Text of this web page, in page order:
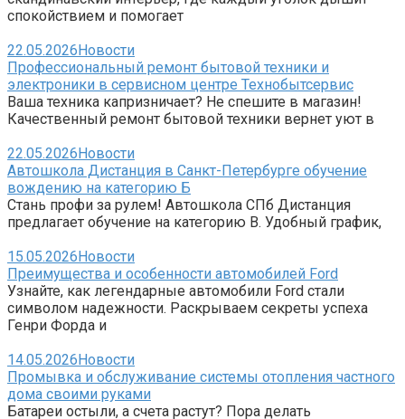
спокойствием и помогает
22.05.2026Новости
Профессиональный ремонт бытовой техники и
электроники в сервисном центре Технобытсервис
Ваша техника капризничает? Не спешите в магазин!
Качественный ремонт бытовой техники вернет уют в
22.05.2026Новости
Автошкола Дистанция в Санкт-Петербурге обучение
вождению на категорию Б
Стань профи за рулем! Автошкола СПб Дистанция
предлагает обучение на категорию B. Удобный график,
15.05.2026Новости
Преимущества и особенности автомобилей Ford
Узнайте, как легендарные автомобили Ford стали
символом надежности. Раскрываем секреты успеха
Генри Форда и
14.05.2026Новости
Промывка и обслуживание системы отопления частного
дома своими руками
Батареи остыли, а счета растут? Пора делать